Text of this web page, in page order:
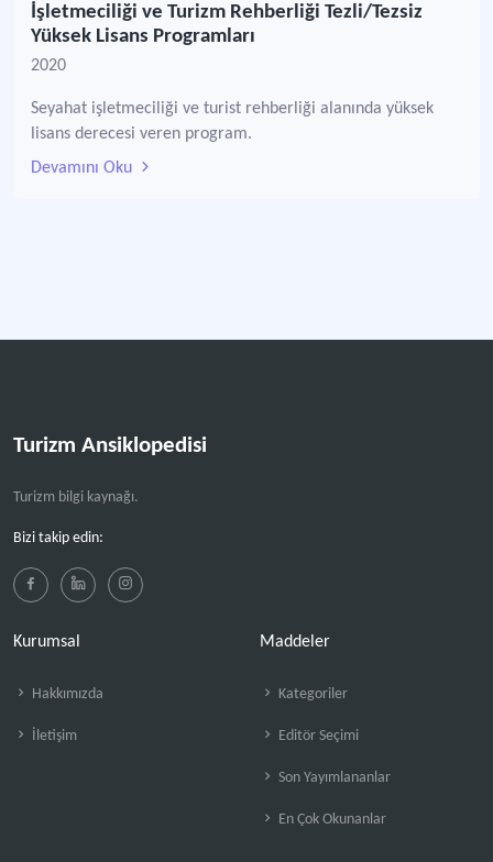
İşletmeciliği ve Turizm Rehberliği Tezli/Tezsiz
Yüksek Lisans Programları
2020
Seyahat işletmeciliği ve turist rehberliği alanında yüksek
lisans derecesi veren program.
Devamını Oku
Turizm Ansiklopedisi
Turizm bilgi kaynağı.
Bizi takip edin:
Kurumsal
Hakkımızda
İletişim
Maddeler
Kategoriler
Editör Seçimi
Son Yayımlananlar
En Çok Okunanlar